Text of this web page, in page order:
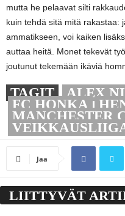
mutta he pelaavat silti
kuin tehdä sitä mitä rakastaa:
ammatikseen, voi kaiken
auttaa heitä. Monet tekevät
joutunut tekemään ikäviä
TAGIT ALEX
FC HONKA
MANCHESTER
Jaa
LIITTYVÄT